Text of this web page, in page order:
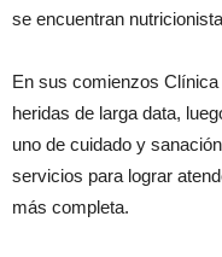
se encuentran
En sus comienzos
heridas de larga data,
uno de cuidado y
servicios para lograr
más completa.